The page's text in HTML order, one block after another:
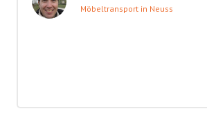
Möbeltransport in Neuss